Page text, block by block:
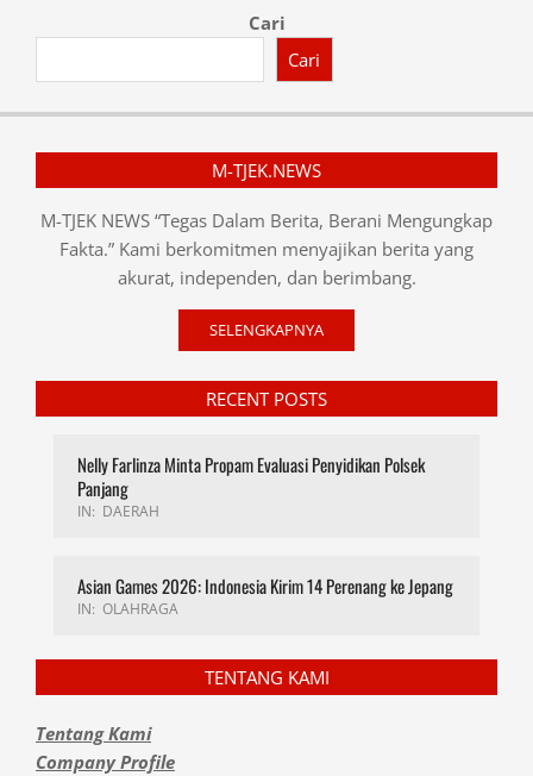
Cari
Cari
M-TJEK.NEWS
M-TJEK NEWS “Tegas Dalam Berita, Berani Mengungkap
Fakta.” Kami berkomitmen menyajikan berita yang
akurat, independen, dan berimbang.
SELENGKAPNYA
RECENT POSTS
Nelly Farlinza Minta Propam Evaluasi Penyidikan Polsek
Panjang
IN: DAERAH
Asian Games 2026: Indonesia Kirim 14 Perenang ke Jepang
IN: OLAHRAGA
TENTANG KAMI
Tentang Kami
Company Profile